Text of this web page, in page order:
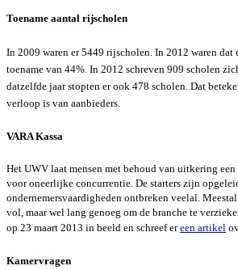
Toename aantal rijscholen
In 2009 waren er 5449 rijscholen. In 2012 waren dat
toename van 44%. In 2012 schreven 909 scholen
datzelfde jaar stopten er ook 478 scholen. Dat
verloop is van aanbieders.
VARA Kassa
Het UWV laat mensen met behoud van uitkering
voor oneerlijke concurrentie. De starters zijn
ondernemersvaardigheden ontbreken veelal.
vol, maar wel lang genoeg om de branche te
op 23 maart 2013 in beeld en schreef ereen artikel
Kamervragen